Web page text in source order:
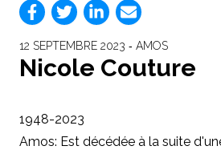
12 SEPTEMBRE 2023 ‐ AMOS
Nicole Couture
1948-2023
Amos: Est décédée à la suite